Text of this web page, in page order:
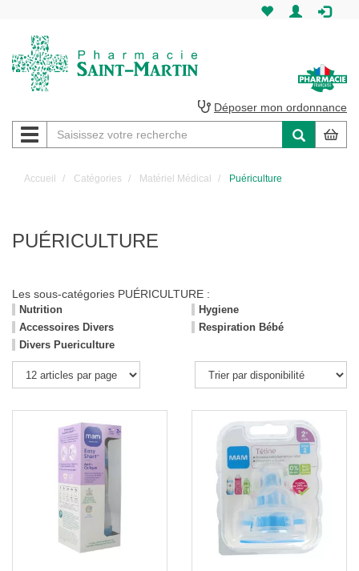
Martin
Pharmacie
Saint-
Déposer mon ordonnance
Navigation
Accueil Catégories Matériel Médical Puériculture
PUÉRICULTURE
Les sous-catégories PUÉRICULTURE :
Nutrition
Hygiene
Accessoires Divers
Respiration Bébé
Divers Puericulture